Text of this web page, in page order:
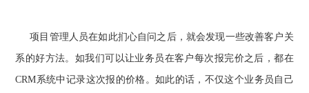
项目管理人员在如此扪心自问之后，就会发现一些改善客户关
系的好方法。如我们可以让业务员在客户每次报完价之后，都在
CRM系统中记录这次报的价格。如此的话，不仅这个业务员自己